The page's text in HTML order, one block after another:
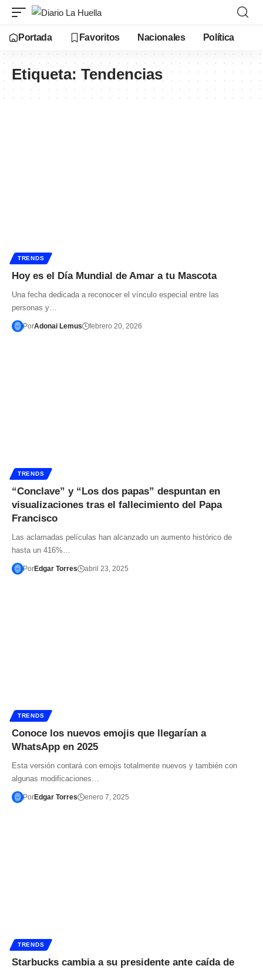
Portada Favoritos Nacionales Política
Etiqueta: Tendencias
TRENDS
Hoy es el Día Mundial de Amar a tu Mascota
Una fecha dedicada a reconocer el vínculo especial entre las
personas y…
PorAdonai Lemus febrero 20, 2026
TRENDS
“Conclave” y “Los dos papas” despuntan en
visualizaciones tras el fallecimiento del Papa
Francisco
Las aclamadas películas han alcanzado un aumento histórico de
hasta un 416%…
PorEdgar Torres abril 23, 2025
TRENDS
Conoce los nuevos emojis que llegarían a
WhatsApp en 2025
Esta versión contará con emojis totalmente nuevos y también con
algunas modificaciones…
PorEdgar Torres enero 7, 2025
TRENDS
Starbucks cambia a su presidente ante caída de